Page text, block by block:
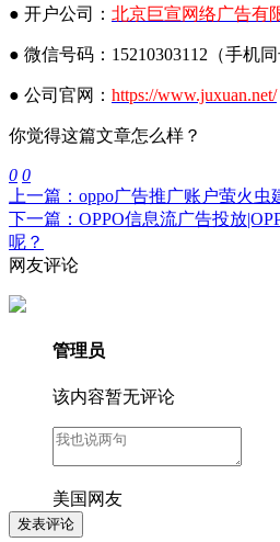
● 开户公司： 北京巨宣网络广告有
● 微信号码：15210303112（手机同
● 公司官网： https://www.juxuan.net/
你觉得这篇文章怎么样？
0 0
上一篇：oppo广告推广账户萤火虫
下一篇：OPPO信息流广告投放
呢？
网友评论
管理员
该内容暂无评论
美国网友